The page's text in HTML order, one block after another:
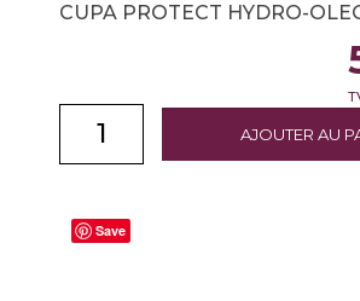
CUPA PROTECT HYDRO-
AJOUTER AU
Save